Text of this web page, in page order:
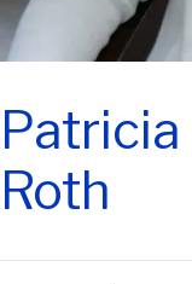
Roth